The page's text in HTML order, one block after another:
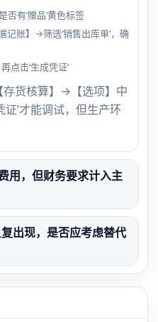
有‘赠品’黄色标签
账】→筛选‘销售出库单’，确
点击‘生成凭证’
存货核算】→【选项】中
’才能调试，但生产环
用，但财务要求计入主
出现，是否应考虑替代